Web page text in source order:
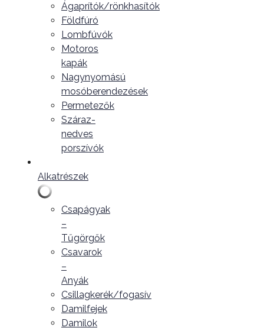
Ágaprítók/rönkhasítók
Földfúró
Lombfúvók
Motoros
kapák
Nagynyomású
mosóberendezések
Permetezők
Száraz-
nedves
porszívók
Alkatrészek
Csapágyak
–
Tűgörgők
Csavarok
–
Anyák
Csillagkerék/fogasív
Damilfejek
Damilok